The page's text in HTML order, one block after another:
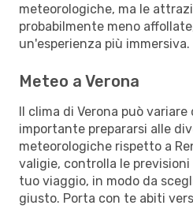
meteorologiche, ma le
probabilmente meno
un'esperienza più immersiva.
Meteo a Verona
Il clima di Verona può
importante prepararsi alle
meteorologiche rispetto a
valigie, controlla le
tuo viaggio, in modo da
giusto. Porta con te abiti